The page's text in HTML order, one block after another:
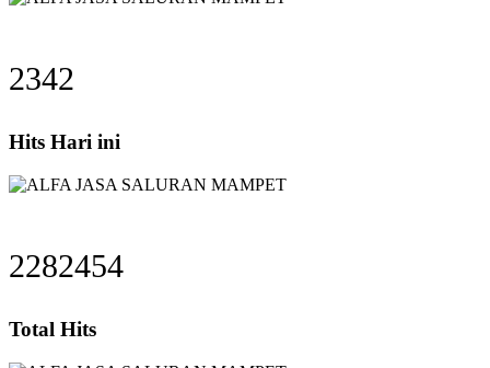
2342
Hits Hari ini
2282454
Total Hits